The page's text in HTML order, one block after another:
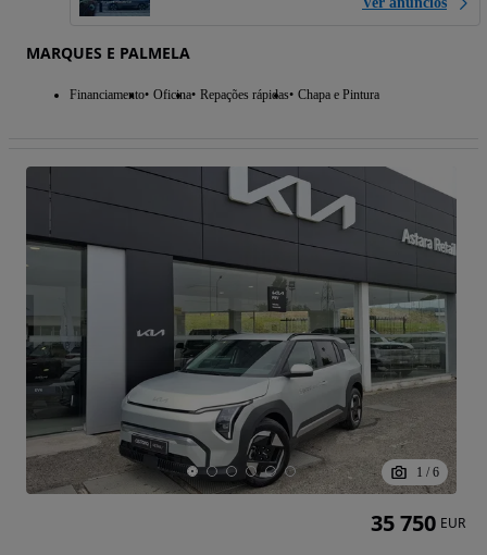
MARQUES E PALMELA
Financiamento Oficina Repações rápidas Chapa e Pintura
1 / 6
35 750 EUR